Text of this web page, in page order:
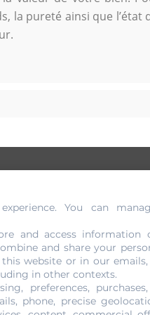
la pureté ainsi que
de votre Or
qu’il s’agit d’une
totalement gratuit
identifions facilement les
techniciens. Le prix
You can
and access information
and share your
website or in our emails,
in other contexts.
preferences,
phone, precise